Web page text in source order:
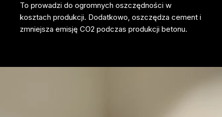
To prowadzi do ogromnych oszczędności w
kosztach produkcji. Dodatkowo, oszczędza cement i
zmniejsza emisję CO2 podczas produkcji betonu.